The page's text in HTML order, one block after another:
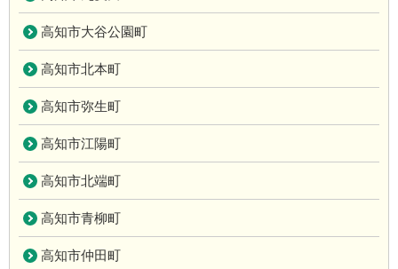
高知市大谷公園町
高知市北本町
高知市弥生町
高知市江陽町
高知市北端町
高知市青柳町
高知市仲田町